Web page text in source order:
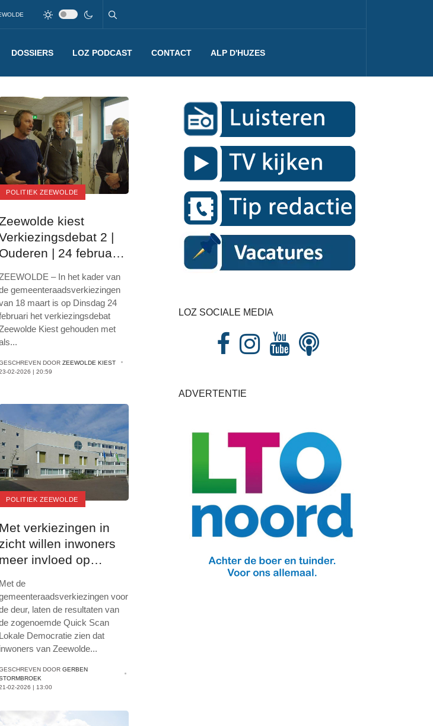
DOSSIERS LOZ PODCAST CONTACT ALP D'HUZES
POLITIEK ZEEWOLDE
kiest
2 |
Ouderen | 24 februari
– In het kader van
gemeenteraadsverkiezingen
18 maart is op Dinsdag 24
het verkiezingsdebat
Kiest gehouden met
...
DOORZEEWOLDE KIEST
02-2026 | 20:59
POLITIEK ZEEWOLDE
Met verkiezingen in
zicht willen inwoners
meer invloed op
Zeewolde
Met de
voor
deur, laten de resultaten van
zogenoemde Quick Scan
Lokale Democratie zien dat
inwoners van Zeewolde...
DOORGERBEN
02-2026 | 13:00
LOZ SOCIALE MEDIA
ADVERTENTIE